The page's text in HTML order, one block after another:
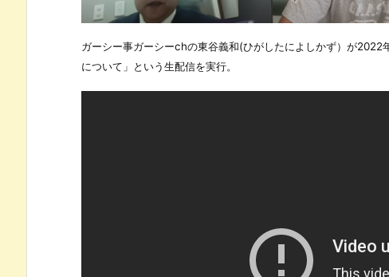
ガーシー事ガーシーchの東谷義和(ひがしたによしかず）が
について」という生配信を実行。